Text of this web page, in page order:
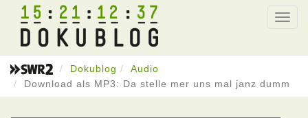
15 21 12 37
Dokublog
Audio
Download als MP3: Da stelle mer uns mal janz dumm